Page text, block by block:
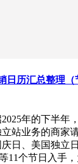
日历汇总整理
年的下半年
站业务的商家
日、美国独立
11个节日入手